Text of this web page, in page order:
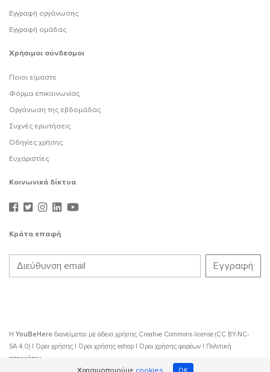
Εγγραφή οργάνωσης
Εγγραφή ομάδας
Χρήσιμοι σύνδεσμοι
Ποιοι είμαστε
Φόρμα επικοινωνίας
Οργάνωση της εβδομάδας
Συχνές ερωτήσεις
Οδηγίες χρήσης
Ευχαριστίες
Κοινωνικά δίκτυα
Κράτα επαφή
Η YouBeHero διανείμεται με άδεια χρήσης Creative Commons license (CC BY-NC-
SA 4.0)
Όροι χρήσης Όροι χρήσης eshop Όροι χρήσης φορέων
Πολιτική
απορρήτου